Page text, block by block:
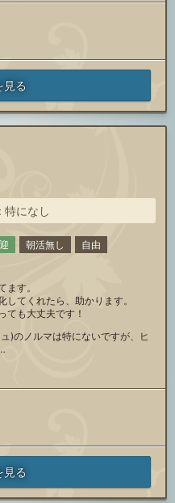
る
特になし
朝活無し 自由
す。
てくれたら、助かります。
ても大丈夫です！
)のノルマは特にないですが、ヒ
る